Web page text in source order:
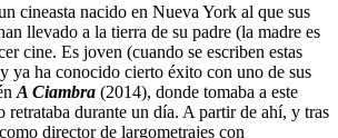
cineasta nacido en Nueva York al que sus
llevado a la tierra de su padre (la madre es
cine. Es joven (cuando se escriben estas
ya ha conocido cierto éxito con uno de sus
A Ciambra (2014), donde tomaba a este
durante un día. A partir de ahí, y tras
director de largometrajes con